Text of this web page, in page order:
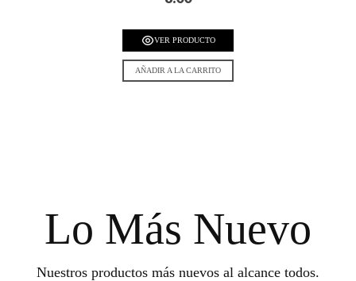
VER PRODUCTO
AÑADIR A LA CARRITO
Lo Más Nuevo
Nuestros productos más nuevos al alcance todos.